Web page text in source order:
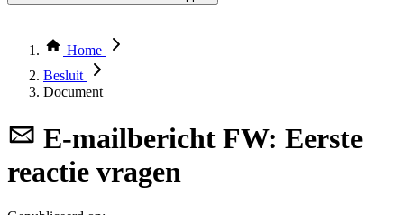
Thema COVID-19
Bekijk per bestuursorgaan
Home
Besluit
Document
E-mailbericht FW: Eerste
reactie vragen